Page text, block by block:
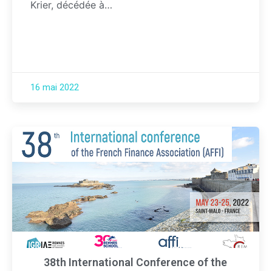
Krier, décédée à…
16 mai 2022
38th International Conference of the